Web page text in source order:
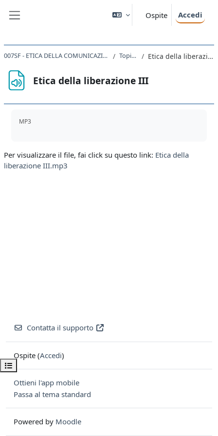
Ospite Accedi
Apri indice del corso
007SF - ETICA DELLA COMUNICAZIONE 2019 Topic 42 Etica della liberazione III
Etica della liberazione III
MP3
Per visualizzare il file, fai click su questo link: Etica della
liberazione III.mp3
Contatta il supporto
Ospite (Accedi)
Ottieni l'app mobile
Passa al tema standard
Powered by Moodle